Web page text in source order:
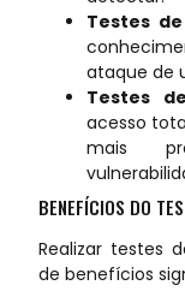
Testes
ataque de
Testes
acesso
mais
BENEFÍCIOS DO
Realizar testes
de benefícios